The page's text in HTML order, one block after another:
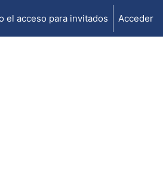
el acceso para invitados Acceder